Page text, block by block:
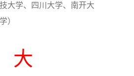
大学、四川大学、南开大
）
大